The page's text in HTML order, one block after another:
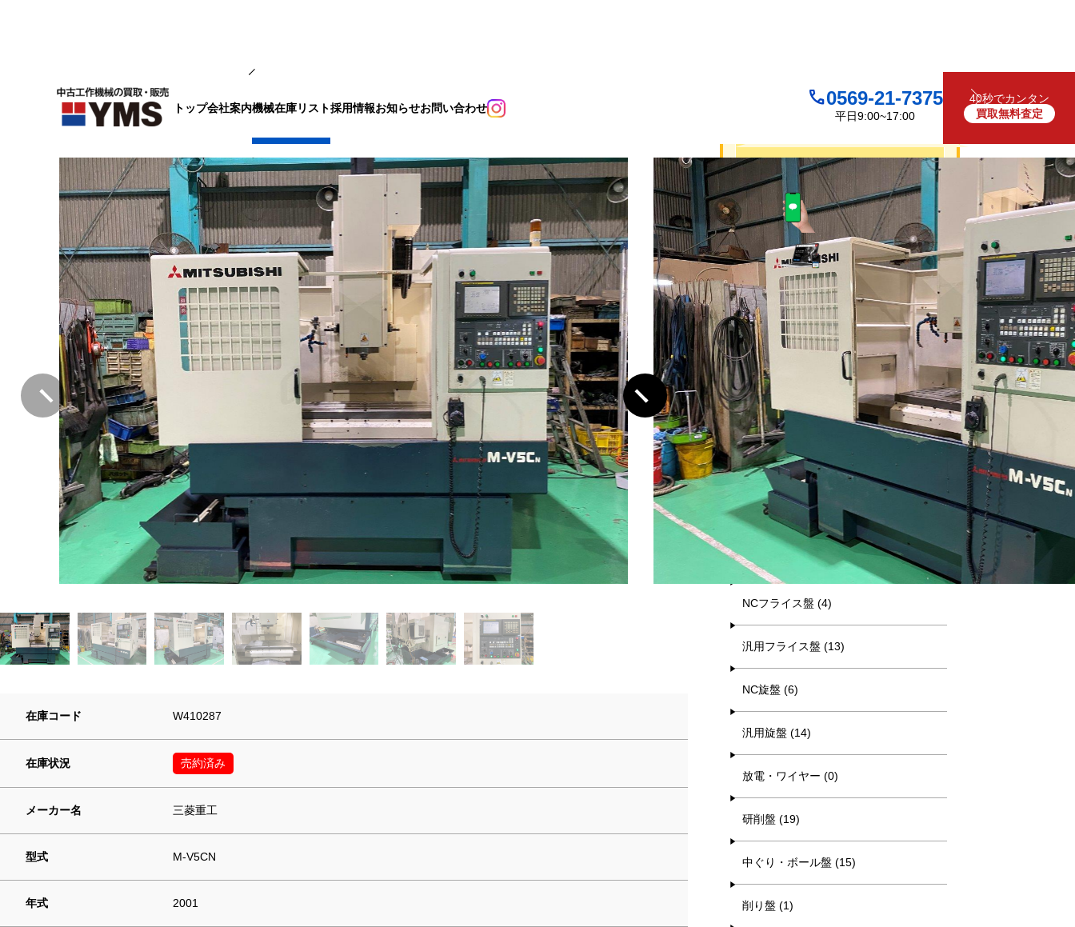
トップ会社案内機械在庫リスト採用情報お知らせお問い合わせ 0569-21-7375
平日9:00~17:00
40秒でカンタン
買取無料査定
#5立マシニング
在庫コード W410287
在庫状況 売約済み
メーカー名 三菱重工
型式 M-V5CN
年式 2001
買取について
お見積り・査定は
LINEで査定 （友だち追加）
買取フォームで査定
お電話でも受け付けております
0569-21-7375
平日9:00~17:00
キーワード検索
カテゴリー一覧
マシニング (8)
NCフライス盤 (4)
汎用フライス盤 (13)
NC旋盤 (6)
汎用旋盤 (14)
放電・ワイヤー (0)
研削盤 (19)
中ぐり・ボール盤 (15)
削り盤 (1)